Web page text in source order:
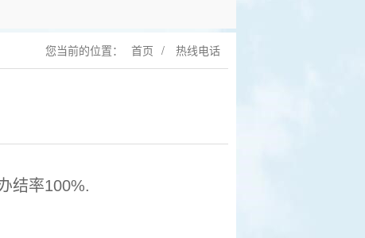
您当前的位置： 首页 / 热线电话
结率100%.